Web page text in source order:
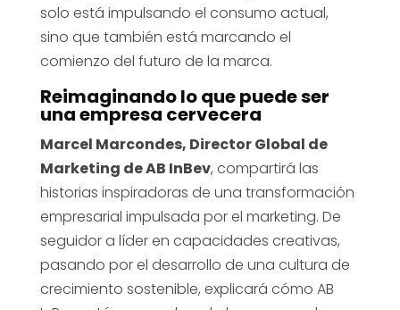
solo está impulsando el consumo actual,
sino que también está marcando el
comienzo del futuro de la marca.
Reimaginando lo que puede ser
una empresa cervecera
Marcel Marcondes, Director Global de
Marketing de AB InBev, compartirá las
historias inspiradoras de una transformación
empresarial impulsada por el marketing. De
seguidor a líder en capacidades creativas,
pasando por el desarrollo de una cultura de
crecimiento sostenible, explicará cómo AB